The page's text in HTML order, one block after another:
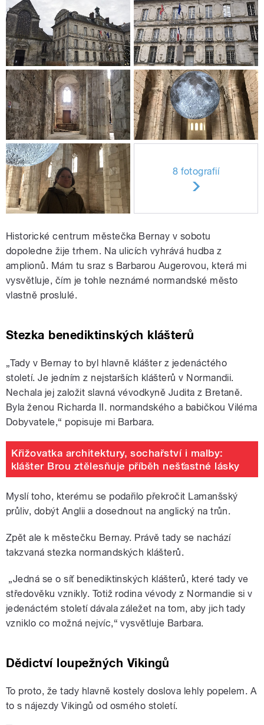
8 fotografií
Historické centrum městečka Bernay v sobotu
dopoledne žije trhem. Na ulicích vyhrává hudba z
amplionů. Mám tu sraz s Barbarou Augerovou, která mi
vysvětluje, čím je tohle neznámé normandské město
vlastně proslulé.
Stezka benediktinských klášterů
„Tady v Bernay to byl hlavně klášter z jedenáctého
století. Je jedním z nejstarších klášterů v Normandii.
Nechala jej založit slavná vévodkyně Judita z Bretaně.
Byla ženou Richarda II. normandského a babičkou Viléma
Dobyvatele,“ popisuje mi Barbara.
Křižovatka architektury, sochařství i malby:
klášter Brou ztělesňuje příběh nešťastné lásky
Myslí toho, kterému se podařilo překročit Lamanšský
průliv, dobýt Anglii a dosednout na anglický na trůn.
Zpět ale k městečku Bernay. Právě tady se nachází
takzvaná stezka normandských klášterů.
„Jedná se o síť benediktinských klášterů, které tady ve
středověku vznikly. Totiž rodina vévody z Normandie si v
jedenáctém století dávala záležet na tom, aby jich tady
vzniklo co možná nejvíc,“ vysvětluje Barbara.
Dědictví loupežných Vikingů
To proto, že tady hlavně kostely doslova lehly popelem. A
to s nájezdy Vikingů od osmého století.